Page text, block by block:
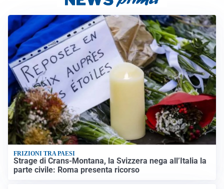
FRIZIONI TRA PAESI
Strage di Crans-Montana, la Svizzera nega all’Italia la
parte civile: Roma presenta ricorso